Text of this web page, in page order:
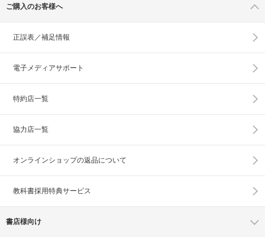
ご購入のお客様へ
正誤表／補足情報
電子メディアサポート
特約店一覧
協力店一覧
オンラインショップの返品について
教科書採用特典サービス
書店様向け